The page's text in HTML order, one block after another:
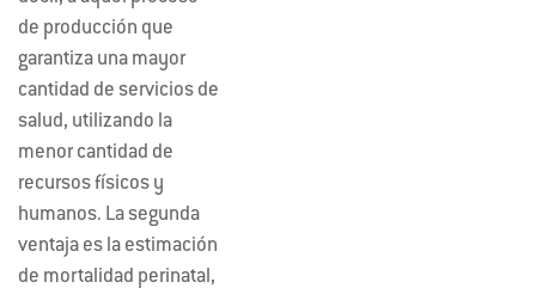
de producción que
garantiza una mayor
cantidad de servicios de
salud, utilizando la
menor cantidad de
recursos físicos y
humanos. La segunda
ventaja es la estimación
de mortalidad perinatal,